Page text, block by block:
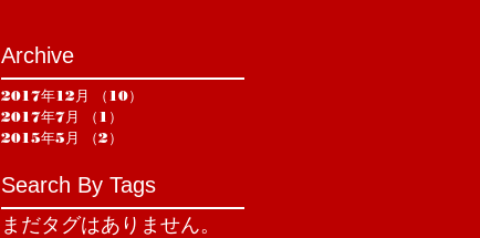
Archive
2017年12月 （10）
2017年7月
（1）
2015年5月
（2）
Search By Tags
まだタグはありません。